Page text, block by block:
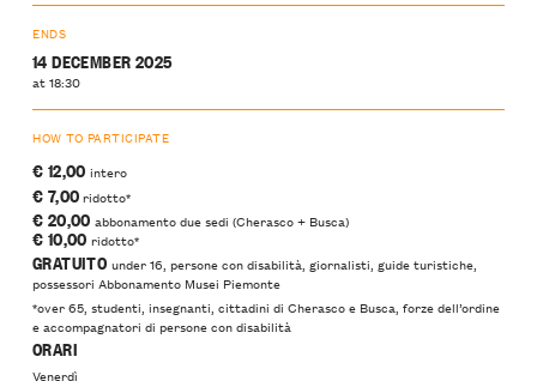
ENDS
14 DECEMBER 2025
at 18:30
HOW TO PARTICIPATE
€ 12,00 intero
€ 7,00ridotto*
€ 20,00 abbonamento due sedi (Cherasco + Busca)
€ 10,00 ridotto*
GRATUITO under 16, persone con disabilità, giornalisti, guide turistiche,
possessori Abbonamento Musei Piemonte
*over 65, studenti, insegnanti, cittadini di Cherasco e Busca, forze dell’ordine
e accompagnatori di persone con disabilità
ORARI
Venerdì